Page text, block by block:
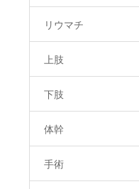
リウマチ
上肢
下肢
体幹
手術